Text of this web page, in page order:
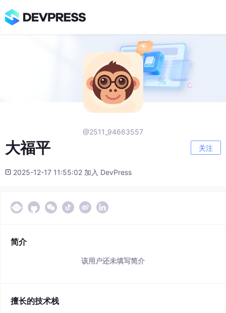
@2511_94663557
大福平 关注
2025-12-17 11:55:02 加入 DevPress
简介
该用户还未填写简介
擅长的技术栈